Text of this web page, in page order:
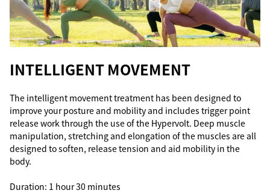
INTELLIGENT MOVEMENT
The intelligent movement treatment has been designed to
improve your posture and mobility and includes trigger point
release work through the use of the Hypervolt. Deep muscle
manipulation, stretching and elongation of the muscles are all
designed to soften, release tension and aid mobility in the
body.
Duration: 1 hour 30 minutes